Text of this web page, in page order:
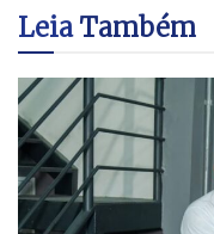
LeiaTambém